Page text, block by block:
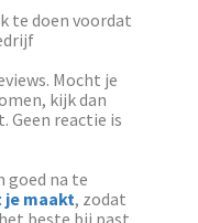
te doen voordat
Mocht je
kijk dan
Geen reactie is
goed na te
maakt, zodat